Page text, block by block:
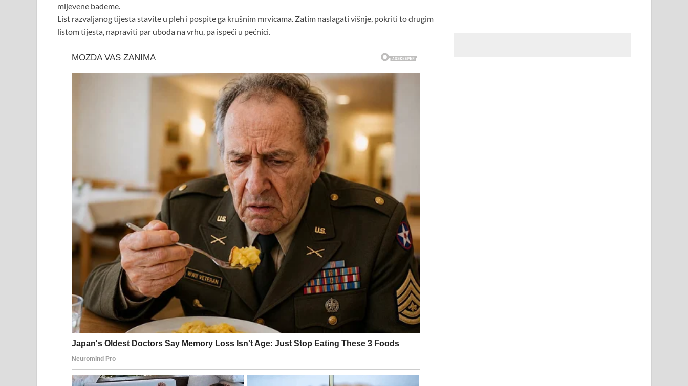
mljevene bademe.
List razvaljanog tijesta stavite u pleh i pospite ga krušnim mrvicama. Zatim naslagati višnje, pokriti to drugim
listom tijesta, napraviti par uboda na vrhu, pa ispeći u pećnici.